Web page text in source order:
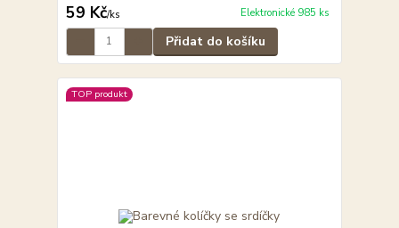
59 Kč/ks Elektronické 985 ks
Přidat do košíku
TOP produkt